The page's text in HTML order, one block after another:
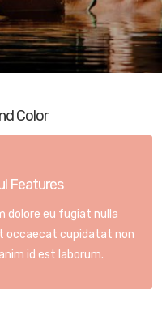
Color
Features
dolore eu fugiat nulla
occaecat cupidatat non
id est laborum.